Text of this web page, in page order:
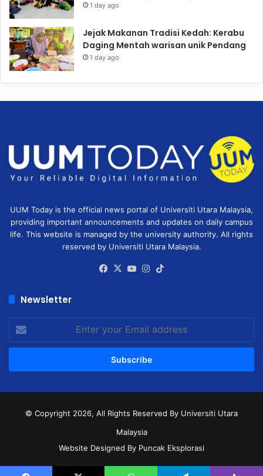
1 day ago
Jejak Makanan Tradisi Kedah: Kerabu
Daging Mentah warisan unik Pendang
1 day ago
UUM Today is the official news portal of Universiti Utara Malaysia,
providing important announcements and updates on daily campus
life. This website is managed by the university authority. All rights
reserved by Universiti Utara Malaysia.
Facebook
X YouTubeInstagram
Newsletter
your
Email
© Copyright 2026, All Rights Reserved By Universiti Utara
Malaysia
Website Designed By Puncak Eksplorasi